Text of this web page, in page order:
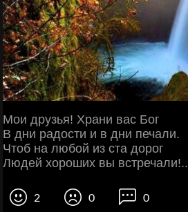
Мои друзья! Храни вас Бог
В дни радости и в дни печали.
Чтоб на любой из ста дорог
Людей хороших вы встречали!..
2 0 0